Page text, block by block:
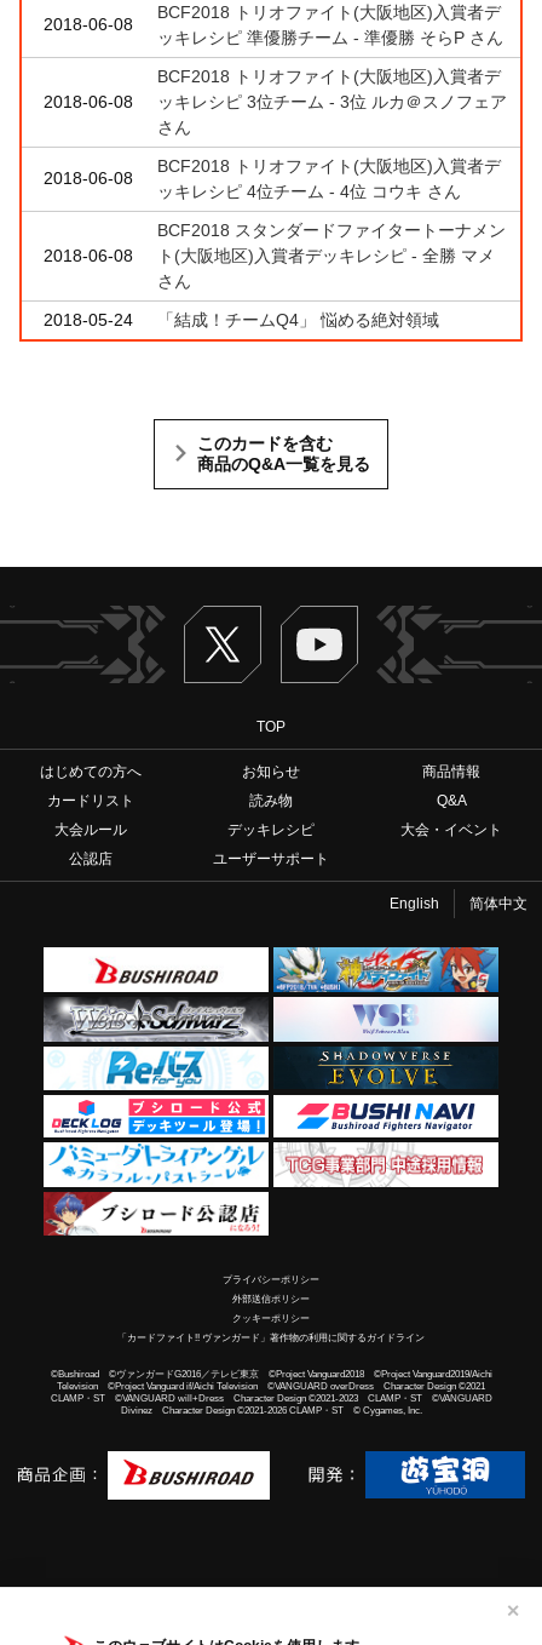
✕
2018-06-08
BCF2018 トリオファイト(大阪地区)入賞者デ
ッキレシピ 準優勝チーム - 準優勝 そらP さん
2018-06-08
BCF2018 トリオファイト(大阪地区)入賞者デ
ッキレシピ 3位チーム - 3位 ルカ＠スノフェア
さん
2018-06-08
BCF2018 トリオファイト(大阪地区)入賞者デ
ッキレシピ 4位チーム - 4位 コウキ さん
2018-06-08
BCF2018 スタンダードファイタートーナメン
ト(大阪地区)入賞者デッキレシピ - 全勝 マメ
さん
2018-05-24
「結成！チームQ4」 悩める絶対領域
このカードを含む
商品のQ&A一覧を見る
Twitter ヴァンガードch
TOP
はじめての方へ お知らせ
商品情報
カードリスト
読み物
Q&A
大会ルール
デッキレシピ
大会・イベント
公認店
ユーザーサポート
English 简体中文
プライバシーポリシー
外部送信ポリシー
クッキーポリシー
「カードファイト!! ヴァンガード」著作物の利用に関するガイドライン
©Bushiroad ©ヴァンガードG2016／テレビ東京 ©Project Vanguard2018 ©Project Vanguard2019/Aichi
Television ©Project Vanguard if/Aichi Television ©VANGUARD overDress Character Design ©2021
CLAMP・ST ©VANGUARD will+Dress Character Design ©2021-2023 CLAMP・ST ©VANGUARD
Divinez Character Design ©2021-2026 CLAMP・ST © Cygames, Inc.